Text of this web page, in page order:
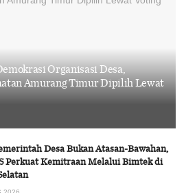
Organisasi Desa,
Amurang Timur Dipilih Lewat
Desa Bukan Atasan-Bawahan,
Perkuat Kemitraan Melalui Bimtek di